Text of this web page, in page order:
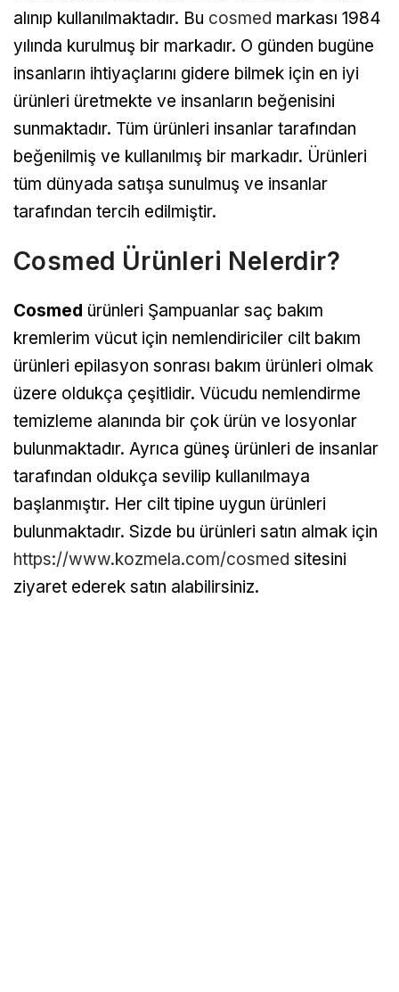
alınıp kullanılmaktadır. Bu cosmed markası 1984
yılında kurulmuş bir markadır. O günden bugüne
insanların ihtiyaçlarını gidere bilmek için en iyi
ürünleri üretmekte ve insanların beğenisini
sunmaktadır. Tüm ürünleri insanlar tarafından
beğenilmiş ve kullanılmış bir markadır. Ürünleri
tüm dünyada satışa sunulmuş ve insanlar
tarafından tercih edilmiştir.
Cosmed Ürünleri Nelerdir?
Cosmed ürünleri Şampuanlar saç bakım
kremlerim vücut için nemlendiriciler cilt bakım
ürünleri epilasyon sonrası bakım ürünleri olmak
üzere oldukça çeşitlidir. Vücudu nemlendirme
temizleme alanında bir çok ürün ve losyonlar
bulunmaktadır. Ayrıca güneş ürünleri de insanlar
tarafından oldukça sevilip kullanılmaya
başlanmıştır. Her cilt tipine uygun ürünleri
bulunmaktadır. Sizde bu ürünleri satın almak için
https://www.kozmela.com/cosmed sitesini
ziyaret ederek satın alabilirsiniz.